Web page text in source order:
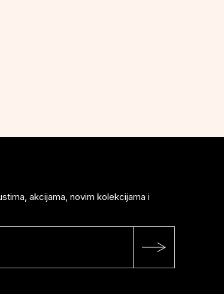
akcijama, novim kolekcijama i